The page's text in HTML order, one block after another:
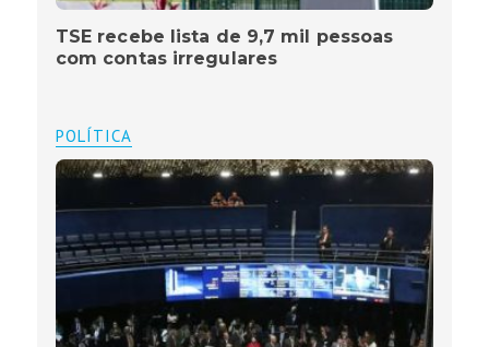
TSE recebe lista de 9,7 mil pessoas
com contas irregulares
POLÍTICA